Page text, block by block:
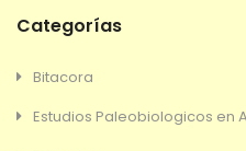
Categorías
Bitacora
Estudios Paleobiologicos en